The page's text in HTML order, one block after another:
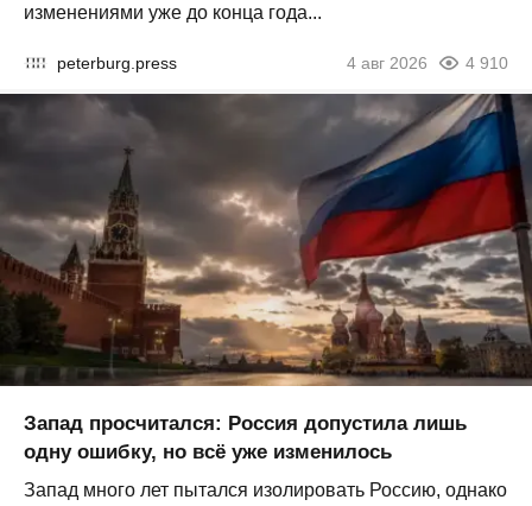
изменениями уже до конца года...
peterburg.press 4 авг 2026 4 910
Запад просчитался: Россия допустила лишь
одну ошибку, но всё уже изменилось
Запад много лет пытался изолировать Россию, однако